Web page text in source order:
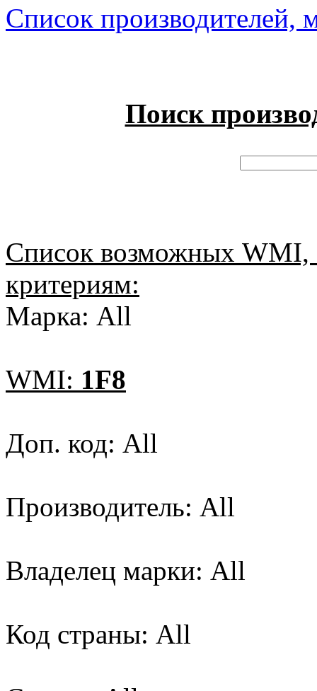
Список производителей,
Поиск
Список возможных
критериям:
Марка: All
WMI: 1F8
Доп. код: All
Производитель: All
Владелец марки: All
Код страны: All